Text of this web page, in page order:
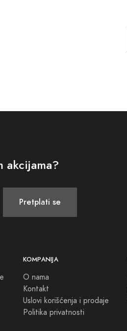
akcijama?
Pretplati se
KOMPANIJA
O nama
Kontakt
Uslovi korišćenja i prodaje
Politika privatnosti